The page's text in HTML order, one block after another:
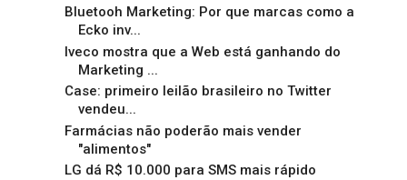
Bluetooh Marketing: Por que marcas como a
Ecko inv...
Iveco mostra que a Web está ganhando do
Marketing ...
Case: primeiro leilão brasileiro no Twitter
vendeu...
Farmácias não poderão mais vender
"alimentos"
LG dá R$ 10.000 para SMS mais rápido